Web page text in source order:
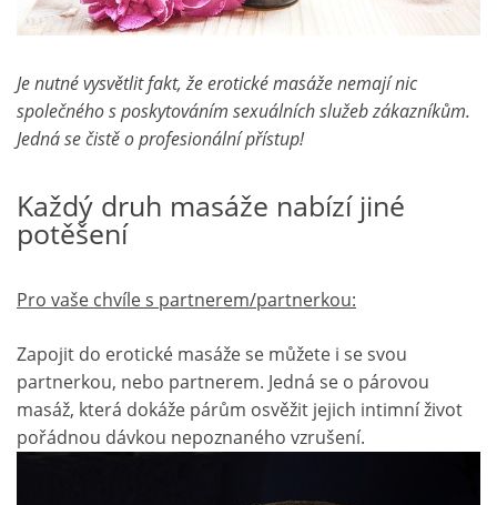
Je nutné vysvětlit fakt, že erotické masáže nemají nic
společného s poskytováním sexuálních služeb zákazníkům.
Jedná se čistě o profesionální přístup!
Každý druh masáže nabízí jiné
potěšení
Pro vaše chvíle s partnerem/partnerkou:
Zapojit do erotické masáže se můžete i se svou
partnerkou, nebo partnerem. Jedná se o párovou
masáž, která dokáže párům osvěžit jejich intimní život
pořádnou dávkou nepoznaného vzrušení.